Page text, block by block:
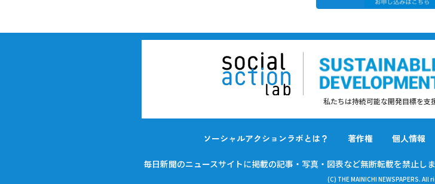
私たちは持続可能な開発目標を支
ソーシャルアクションラボとは？ 著作権 個人情報
毎日新聞のニュースサイトに掲載の記事・写真・図表など無断転載を禁止しま
(C) THE MAINICHI NEWSPAPERS. All